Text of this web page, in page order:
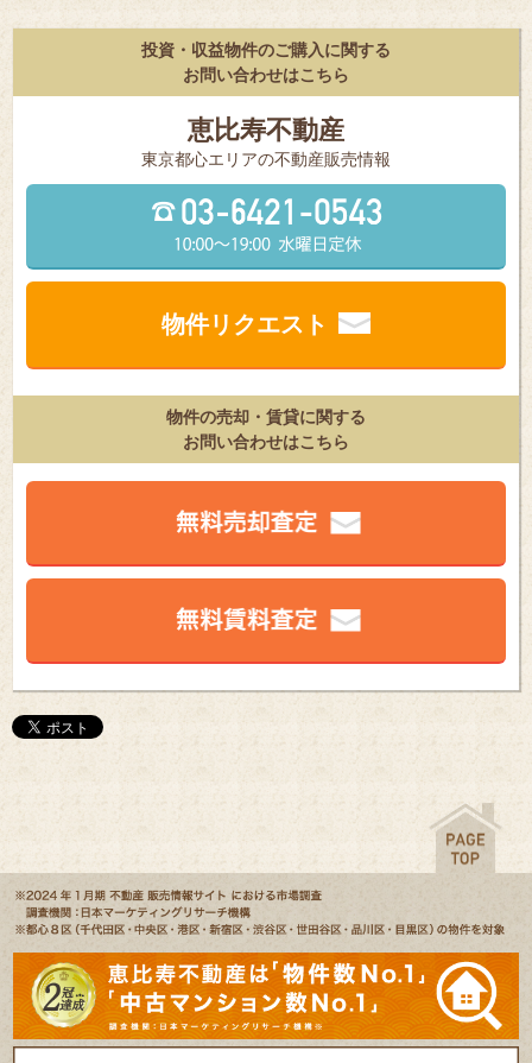
投資・収益物件のご購入に関する
お問い合わせはこちら
恵比寿不動産
東京都⼼エリアの不動産販売情報
物件リクエスト
物件の売却・賃貸に関する
お問い合わせはこちら